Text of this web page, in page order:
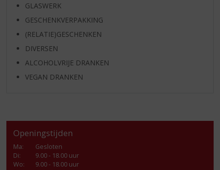
GLASWERK
GESCHENKVERPAKKING
(RELATIE)GESCHENKEN
DIVERSEN
ALCOHOLVRIJE DRANKEN
VEGAN DRANKEN
Openingstijden
Ma:
Gesloten
Di:
9.00 - 18.00 uur
Wo:
9.00 - 18.00 uur